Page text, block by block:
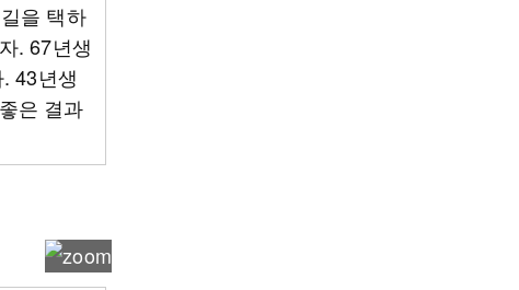
을 택하
. 67년생
43년생
은 결과